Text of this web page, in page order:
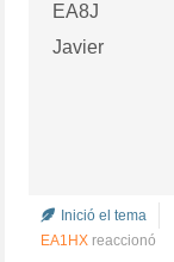
EA8J
Javier
Inició el tema
EA1HX reaccionó